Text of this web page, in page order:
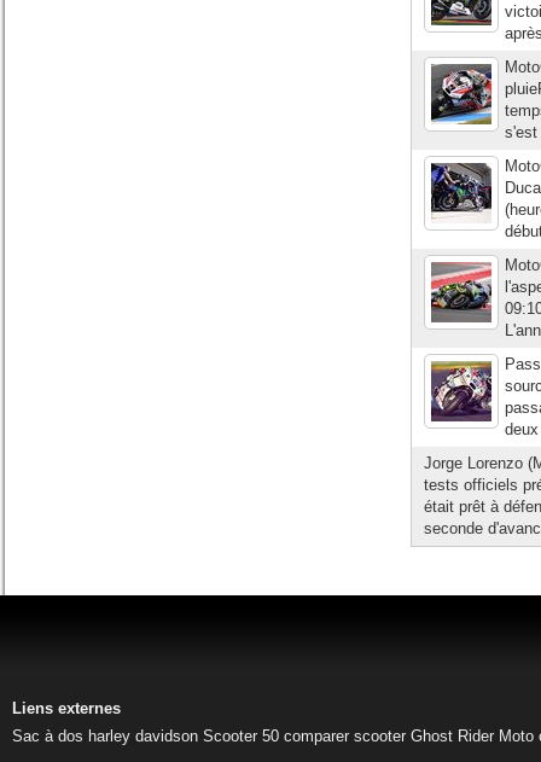
s'est
Jorge Lorenzo
tests officiels
était prêt à
seconde
Liens externes
Sac à dos harley davidson Scooter 50 comparer scooter Ghost Rider Moto